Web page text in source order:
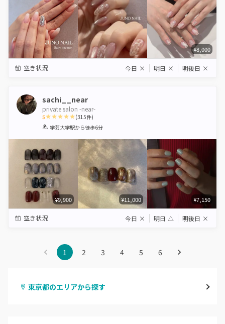
¥8,000
空き状況 今日 × 明日 × 明後日 ×
sachi__near
private salon -near-
5
1 2 3 4 5
(315件)
学芸大学駅から徒歩6分
¥9,900 ¥11,000 ¥7,150
空き状況 今日 × 明日 △ 明後日 ×
1 2 3 4 5 6
東京都のエリアから探す